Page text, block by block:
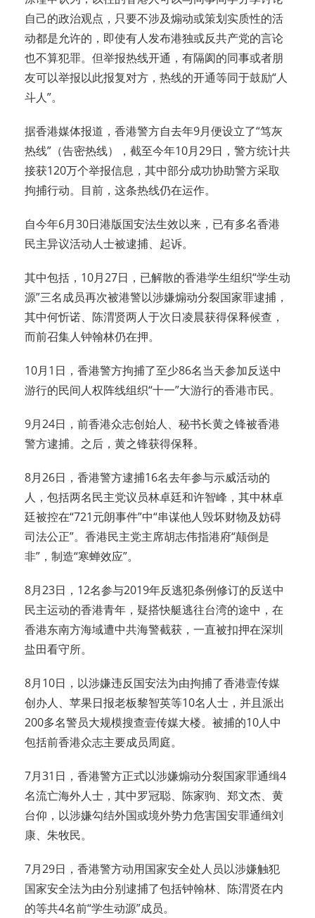
自己的政治观点，只要不涉及煽动或策划实质性的活
动都是允许的，即使有人发布港独或反共产党的言论
也不算犯罪。但举报热线开通，有隔阂的同事或者朋
友可以举报以此报复对方，热线的开通等同于鼓励“人
斗人”。
据香港媒体报道，香港警方自去年9月便设立了“笃灰
热线”（告密热线），截至今年10月29日，警方统计共
接获120万个举报信息，其中部分成功协助警方采取
拘捕行动。目前，这条热线仍在运作。
自今年6月30日港版国安法生效以来，已有多名香港
民主异议活动人士被逮捕、起诉。
其中包括，10月27日，已解散的香港学生组织“学生动
源”三名成员再次被港警以涉嫌煽动分裂国家罪逮捕，
其中何忻诺、陈渭贤两人于次日凌晨获得保释候查，
而前召集人钟翰林仍在押。
10月1日，香港警方拘捕了至少86名当天参加反送中
游行的民间人权阵线组织“十一”大游行的香港市民。
9月24日，前香港众志创始人、秘书长黄之锋被香港
警方逮捕。之后，黄之锋获得保释。
8月26日，香港警方逮捕16名去年参与示威活动的
人，包括两名民主党议员林卓廷和许智峰，其中林卓
廷被控在“721元朗事件”中“串谋他人毁坏财物及妨碍
司法公正”。香港民主党主席胡志伟指港府“颠倒是
非”，制造“寒蝉效应”。
8月23日，12名参与2019年反逃犯条例修订的反送中
民主运动的香港青年，疑搭快艇逃往台湾的途中，在
香港东南方海域遭中共海警截获，一直被扣押在深圳
盐田看守所。
8月10日，以涉嫌违反国安法为由拘捕了香港壹传媒
创办人、苹果日报老板黎智英等10名人士，并且派出
200多名警员大规模搜查壹传媒大楼。被捕的10人中
包括前香港众志主要成员周庭。
7月31日，香港警方正式以涉嫌煽动分裂国家罪通缉4
名流亡海外人士，其中罗冠聪、陈家驹、郑文杰、黄
台仰，以涉嫌勾结外国或境外势力危害国安罪通缉刘
康、朱牧民。
7月29日，香港警方动用国家安全处人员以涉嫌触犯
国家安全法为由分别逮捕了包括钟翰林、陈渭贤在内
的等共4名前“学生动源”成员。